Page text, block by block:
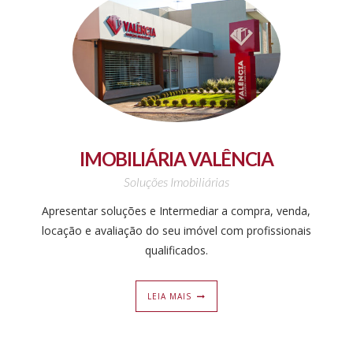
IMOBILIÁRIA VALÊNCIA
Soluções Imobiliárias
Apresentar soluções e Intermediar a compra, venda,
locação e avaliação do seu imóvel com profissionais
qualificados.
LEIA MAIS